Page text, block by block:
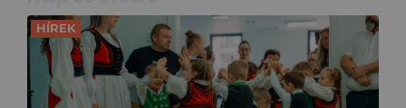
HÍREK